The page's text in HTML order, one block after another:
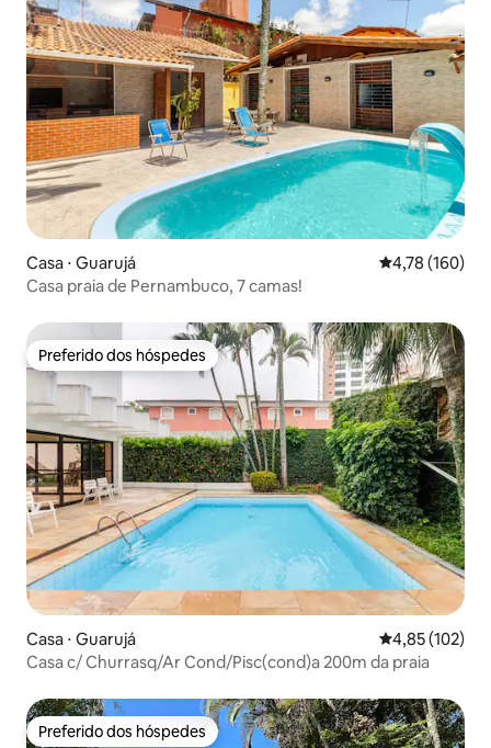
Casa ⋅ Guarujá 4,78 de uma
4,78 (160)
Casa praia de Pernambuco, 7 camas!
Preferido dos hóspedes
Preferido dos hóspedes
Casa ⋅ Guarujá 4,85 de uma
4,85 (102)
Casa c/ Churrasq/Ar Cond/Pisc(cond)a 200m da praia
Preferido dos hóspedes
Preferido dos hóspedes